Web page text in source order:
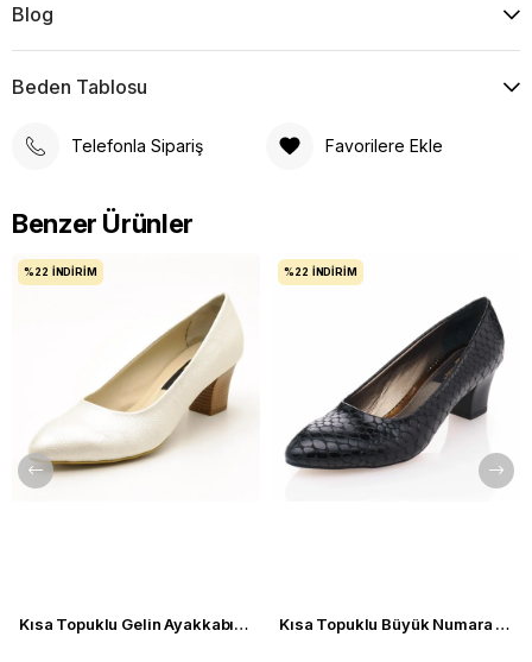
Blog
Beden Tablosu
Telefonla Sipariş Favorilere Ekle
Benzer Ürünler
Kısa Topuklu Gelin Ayakkabısı Büyük Numara 1023 Sedef - 1023 51012 SE-SEDEF
%22 İNDIRIM
Kısa Topuklu Büyük Numara Kadın Stiletto Abiye Ayakkabı 1023 Siyah - 1023 51012 siy-SİYAH
%22 İNDIRIM